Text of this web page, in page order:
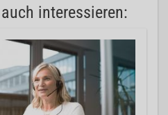
interessieren: